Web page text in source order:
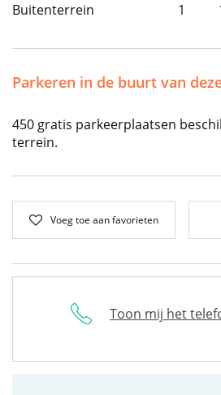
Buitenterrein
1
Parkeren in de buurt van
450 gratis parkeerplaatsen
terrein.
Voeg toe aan favorieten
Toon mij het